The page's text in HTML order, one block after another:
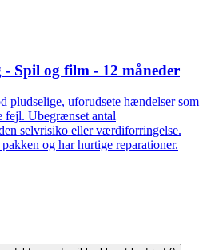
Spil og film - 12 måneder
pludselige, uforudsete hændelser som
fejl. Ubegrænset antal
selvrisiko eller værdiforringelse.
og har hurtige reparationer.